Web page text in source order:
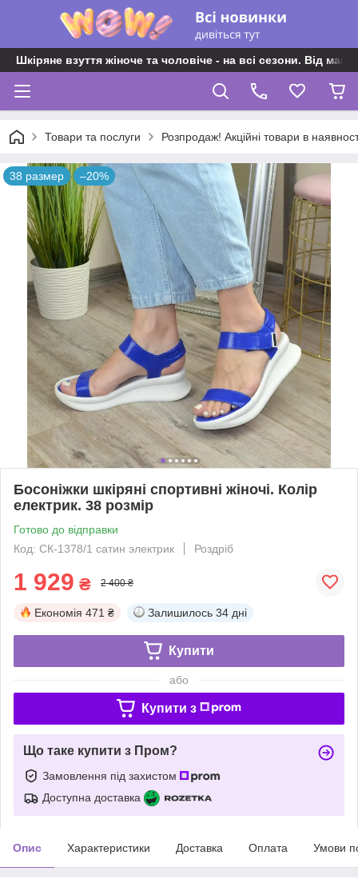
Шкіряне взуття жіноче та чоловіче - на всі сезони. Від
Товари та послуги Розпродаж! Акційні товари в
38 размер –20%
Босоніжки шкіряні спортивні жіночі. Колір
електрик. 38 розмір
Готово до відправки
Код: СК-1378/1 сатин электрик
Роздріб
1 929 ₴ 2 400 ₴
Економія 471 ₴ Залишилось 34 дні
Купити
або
Купити з
Що таке купити з Пром?
Замовлення під захистом
Доступна доставка
Опис Характеристики Доставка Оплата Умови